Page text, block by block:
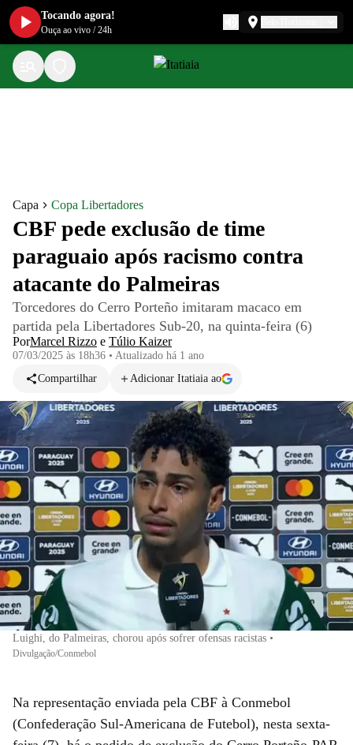
Capa Copa Libertadores
CBF pede exclusão de time
paraguaio após racismo contra
atacante do Palmeiras
Torcedores do Cerro Porteño imitaram macaco em
partida pela Libertadores Sub-20, na quinta-feira (6)
PorMarcel Rizzo e Túlio Kaizer
07/03/2025 às 18h36 • Atualizado há 1 ano
Compartilhar
Adicionar Itatiaia ao
Luighi, do Palmeiras, chorou após sofrer ofensas racistas •
Divulgação/Conmebol
Na representação enviada pela CBF à Conmebol
(Confederação Sul-Americana de Futebol), nesta sexta-
Tocando agora!
Ouça ao vivo /24h